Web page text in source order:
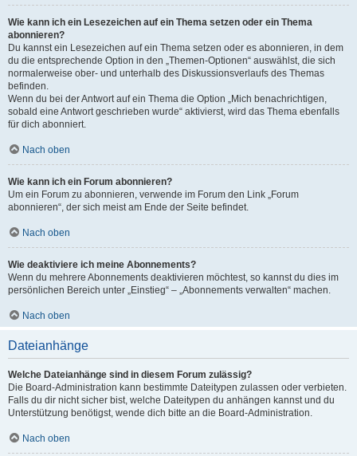
Wie kann ich ein Lesezeichen auf ein Thema setzen oder ein Thema
abonnieren?
Du kannst ein Lesezeichen auf ein Thema setzen oder es abonnieren, in dem
du die entsprechende Option in den „Themen-Optionen“ auswählst, die sich
normalerweise ober- und unterhalb des Diskussionsverlaufs des Themas
befinden.
Wenn du bei der Antwort auf ein Thema die Option „Mich benachrichtigen,
sobald eine Antwort geschrieben wurde“ aktivierst, wird das Thema ebenfalls
für dich abonniert.
Nach oben
Wie kann ich ein Forum abonnieren?
Um ein Forum zu abonnieren, verwende im Forum den Link „Forum
abonnieren“, der sich meist am Ende der Seite befindet.
Nach oben
Wie deaktiviere ich meine Abonnements?
Wenn du mehrere Abonnements deaktivieren möchtest, so kannst du dies im
persönlichen Bereich unter „Einstieg“ – „Abonnements verwalten“ machen.
Nach oben
Dateianhänge
Welche Dateianhänge sind in diesem Forum zulässig?
Die Board-Administration kann bestimmte Dateitypen zulassen oder verbieten.
Falls du dir nicht sicher bist, welche Dateitypen du anhängen kannst und du
Unterstützung benötigst, wende dich bitte an die Board-Administration.
Nach oben